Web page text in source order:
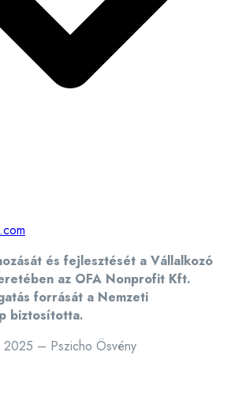
és fejlesztését a Vállalkozó
az OFA Nonprofit Kft.
forrását a Nemzeti
biztosította.
2025 – Pszicho Ösvény